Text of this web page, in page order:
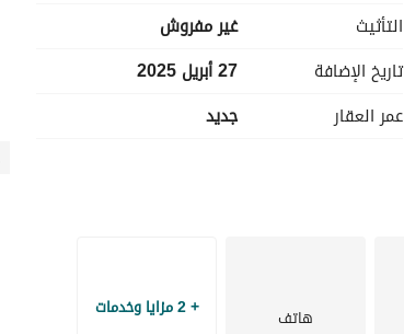
التأثيث
غير مفروش
تاريخ الإضافة
27 أبريل 2025
عمر العقار
جديد
هاتف + 2 مزايا وخدمات